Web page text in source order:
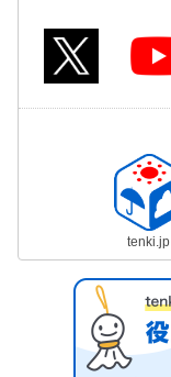
tenki.jp